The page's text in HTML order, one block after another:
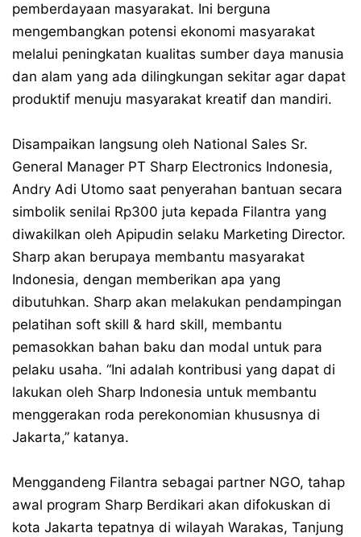
pemberdayaan masyarakat. Ini berguna
mengembangkan potensi ekonomi masyarakat
melalui peningkatan kualitas sumber daya manusia
dan alam yang ada dilingkungan sekitar agar dapat
produktif menuju masyarakat kreatif dan mandiri.
Disampaikan langsung oleh National Sales Sr.
General Manager PT Sharp Electronics Indonesia,
Andry Adi Utomo saat penyerahan bantuan secara
simbolik senilai Rp300 juta kepada Filantra yang
diwakilkan oleh Apipudin selaku Marketing Director.
Sharp akan berupaya membantu masyarakat
Indonesia, dengan memberikan apa yang
dibutuhkan. Sharp akan melakukan pendampingan
pelatihan soft skill & hard skill, membantu
pemasokkan bahan baku dan modal untuk para
pelaku usaha. “Ini adalah kontribusi yang dapat di
lakukan oleh Sharp Indonesia untuk membantu
menggerakan roda perekonomian khususnya di
Jakarta,” katanya.
Menggandeng Filantra sebagai partner NGO, tahap
awal program Sharp Berdikari akan difokuskan di
kota Jakarta tepatnya di wilayah Warakas, Tanjung